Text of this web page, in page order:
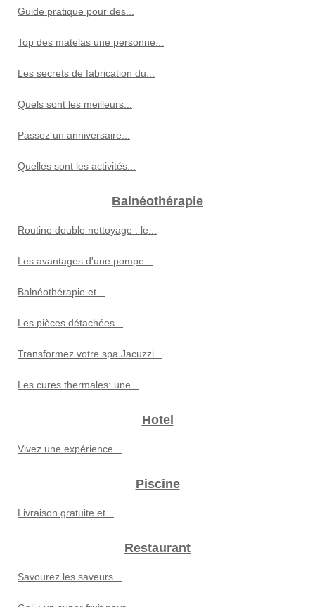
Guide pratique pour des...
Top des matelas une personne...
Les secrets de fabrication du...
Quels sont les meilleurs...
Passez un anniversaire...
Quelles sont les activités...
Balnéothérapie
Routine double nettoyage : le...
Les avantages d'une pompe...
Balnéothérapie et...
Les pièces détachées...
Transformez votre spa Jacuzzi...
Les cures thermales: une...
Hotel
Vivez une expérience...
Piscine
Livraison gratuite et...
Restaurant
Savourez les saveurs...